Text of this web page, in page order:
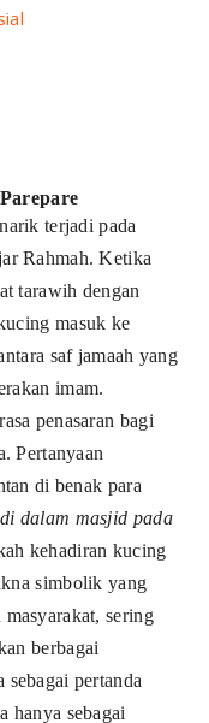
terjadi pada
Rahmah. Ketika
tarawih dengan
masuk ke
saf jamaah yang
imam.
penasaran bagi
Pertanyaan
di benak para
dalam masjid pada
kehadiran kucing
simbolik yang
sering
berbagai
pertanda
hanya sebagai